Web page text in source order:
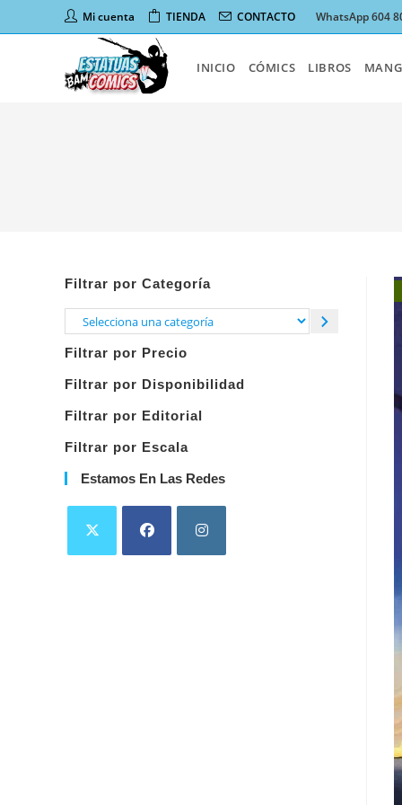
al
Mi cuenta TIENDA CONTACTO WhatsApp 604
INICIO CÓMICS LIBROS
Filtrar por Categoría
Selecciona
categoría
Filtrar por Precio
Filtrar por Disponibilidad
Filtrar por Editorial
Filtrar por Escala
Estamos En Las Redes